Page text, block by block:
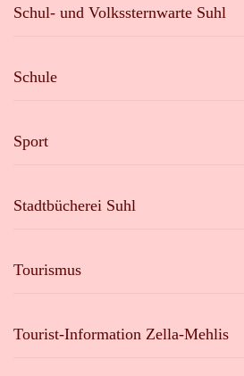
Schul- und Volkssternwarte Suhl
Schule
Sport
Stadtbücherei Suhl
Tourismus
Tourist-Information Zella-Mehlis